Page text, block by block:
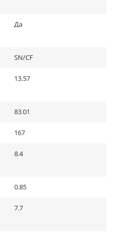
Да
SN/CF
13.57
83.01
167
8.4
0.85
7.7